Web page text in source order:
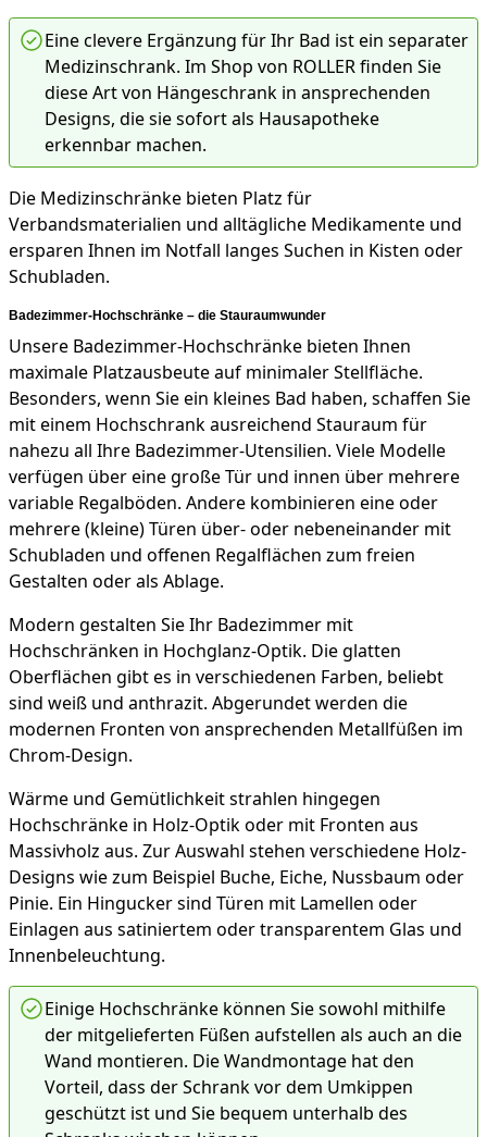
Eine clevere Ergänzung für Ihr Bad ist ein separater
Medizinschrank. Im Shop von ROLLER finden Sie
diese Art von Hängeschrank in ansprechenden
Designs, die sie sofort als Hausapotheke
erkennbar machen.
Die Medizinschränke bieten Platz für
Verbandsmaterialien und alltägliche Medikamente und
ersparen Ihnen im Notfall langes Suchen in Kisten oder
Schubladen.
Badezimmer-Hochschränke – die Stauraumwunder
Unsere Badezimmer-Hochschränke bieten Ihnen
maximale Platzausbeute auf minimaler Stellfläche.
Besonders, wenn Sie ein kleines Bad haben, schaffen Sie
mit einem Hochschrank ausreichend Stauraum für
nahezu all Ihre Badezimmer-Utensilien. Viele Modelle
verfügen über eine große Tür und innen über mehrere
variable Regalböden. Andere kombinieren eine oder
mehrere (kleine) Türen über- oder nebeneinander mit
Schubladen und offenen Regalflächen zum freien
Gestalten oder als Ablage.
Modern gestalten Sie Ihr Badezimmer mit
Hochschränken in Hochglanz-Optik. Die glatten
Oberflächen gibt es in verschiedenen Farben, beliebt
sind weiß und anthrazit. Abgerundet werden die
modernen Fronten von ansprechenden Metallfüßen im
Chrom-Design.
Wärme und Gemütlichkeit strahlen hingegen
Hochschränke in Holz-Optik oder mit Fronten aus
Massivholz aus. Zur Auswahl stehen verschiedene Holz-
Designs wie zum Beispiel Buche, Eiche, Nussbaum oder
Pinie. Ein Hingucker sind Türen mit Lamellen oder
Einlagen aus satiniertem oder transparentem Glas und
Innenbeleuchtung.
Einige Hochschränke können Sie sowohl mithilfe
der mitgelieferten Füßen aufstellen als auch an die
Wand montieren. Die Wandmontage hat den
Vorteil, dass der Schrank vor dem Umkippen
geschützt ist und Sie bequem unterhalb des